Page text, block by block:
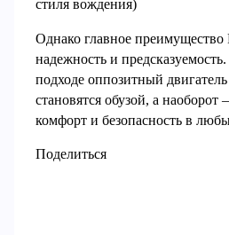
стиля вождения)
Однако главное преимущество
надежность и
подходе оппозитный
становятся обузой, а
комфорт и безопасность в
Поделиться